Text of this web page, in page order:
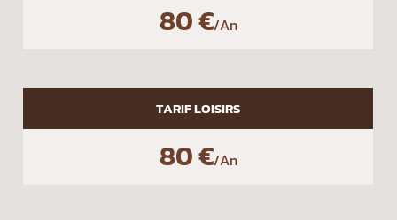
80 €/An
TARIF LOISIRS
80 €/An